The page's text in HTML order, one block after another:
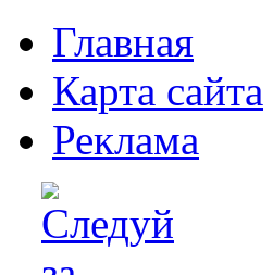
Главная
Карта сайта
Реклама